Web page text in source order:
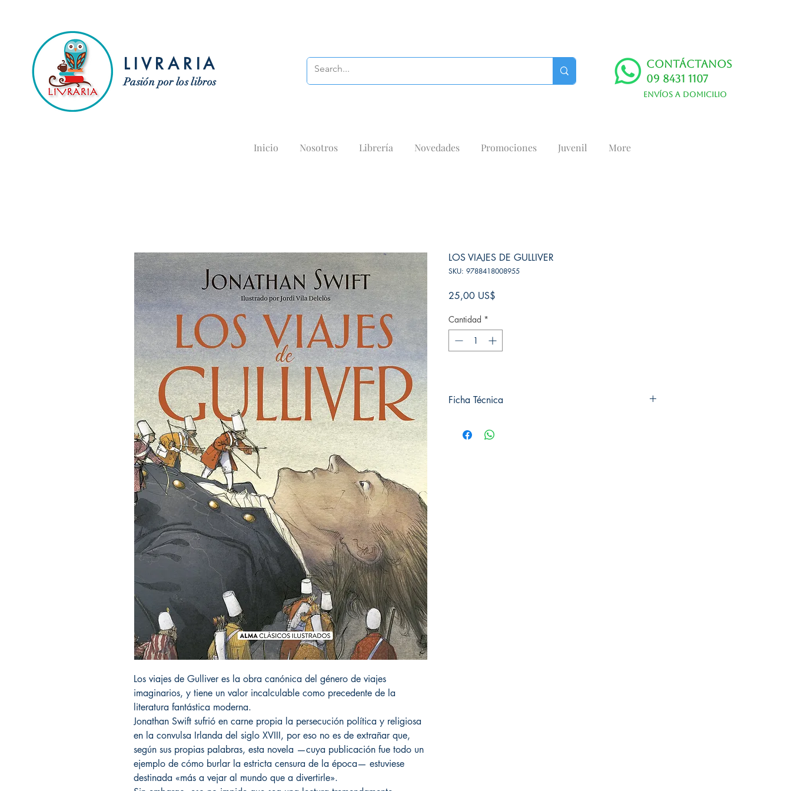
LIVRARIA
Pasión por los libros
Contáctanos
09 8431 1107
Envíos a domicilio
Inicio Nosotros Librería Novedades Promociones Juvenil More
Los viajes de Gulliver es la obra canónica del género de viajes
imaginarios, y tiene un valor incalculable como precedente de la
literatura fantástica moderna.
Jonathan Swift sufrió en carne propia la persecución política y religiosa
en la convulsa Irlanda del siglo XVIII, por eso no es de extrañar que,
según sus propias palabras, esta novela —cuya publicación fue todo un
ejemplo de cómo burlar la estricta censura de la época— estuviese
destinada «más a vejar al mundo que a divertirle».
LOS VIAJES DE GULLIVER
SKU: 9788418008955
25,00 US$
Cantidad *
Ficha Técnica
Editorial: Alma